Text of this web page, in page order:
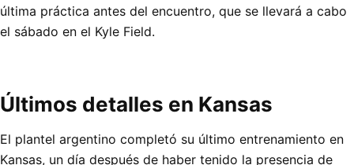
última práctica antes del encuentro, que se llevará a cabo
el sábado en el Kyle Field.
Últimos detalles en Kansas
El plantel argentino completó su último entrenamiento en
Kansas, un día después de haber tenido la presencia de